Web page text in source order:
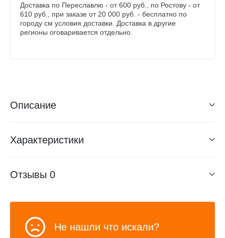
Доставка по Переславлю - от 600 руб., по Ростову - от
610 руб., при заказе от 20 000 руб. - бесплатно по
городу см условия доставки. Доставка в другие
регионы оговаривается отдельно.
Описание
Характеристики
Отзывы 0
Не нашли что искали?